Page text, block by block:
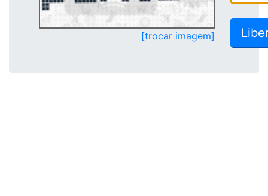
[trocar imagem]